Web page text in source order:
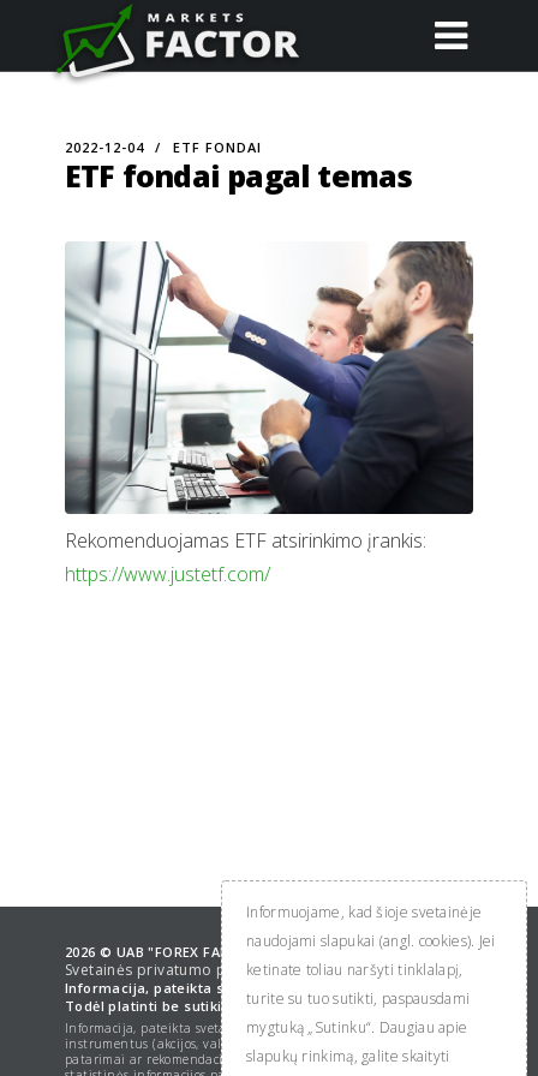
2022-12-04 ETF FONDAI
ETF fondai pagal temas
Rekomenduojamas ETF atsirinkimo įrankis:
https://www.justetf.com/
2026 © UAB "FOREX FAKTORIUS". Visos teisės saugomos.
Svetainės privatumo politika
Informacija, pateikta svetainėje, yra autorių nuosavybė.
Todėl platinti be sutikimo draudžiama.
Informacija, pateikta svetainėje apie skirtingus finansinius
instrumentus (akcijos, valiutos, žaliavos, obligacijos, ETF) nėra
patarimai ar rekomendacijos investuoti, o autorių nuomonė arrba
Informuojame, kad šioje svetainėje
naudojami slapukai (angl. cookies). Jei
ketinate toliau naršyti tinklalapį,
turite su tuo sutikti, paspausdami
mygtuką „Sutinku“. Daugiau apie
slapukų rinkimą, galite skaityti